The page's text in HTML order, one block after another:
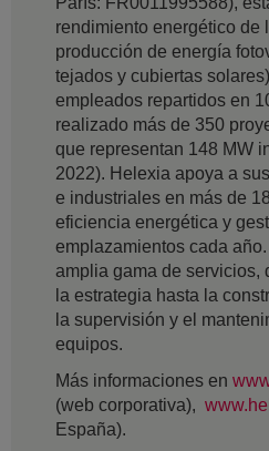
rendimiento energético de
producción de energía
tejados y cubiertas
empleados repartidos en
realizado más de 350
que representan 148 MW
2022). Helexia apoya a
e industriales en más de
eficiencia energética y
emplazamientos cada
amplia gama de servicios,
la estrategia hasta la
la supervisión y el
equipos.
Más informaciones en
(web corporativa),
España).